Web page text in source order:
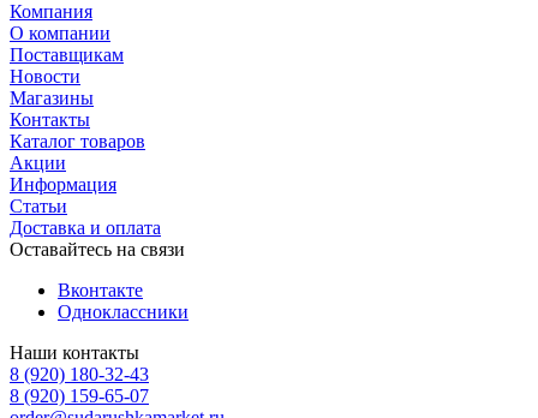
Компания
О компании
Поставщикам
Новости
Магазины
Контакты
Каталог товаров
Акции
Информация
Статьи
Доставка и оплата
Оставайтесь на связи
Вконтакте
Одноклассники
Наши контакты
8 (920) 180-32-43
8 (920) 159-65-07